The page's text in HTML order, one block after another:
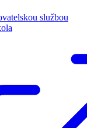
službou